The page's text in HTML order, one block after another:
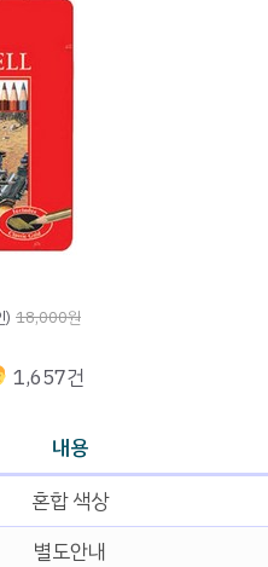
) 18,000원
‍‍ 1,657건
내용
혼합 색상
별도안내